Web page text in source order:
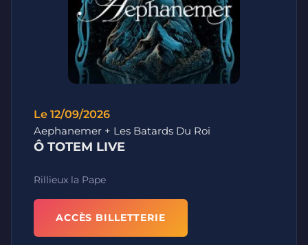
Le 12/09/2026
Aephanemer + Les Batards Du Roi
Ô TOTEM LIVE
Rillieux la Pape
ACCÈS BILLETTERIE